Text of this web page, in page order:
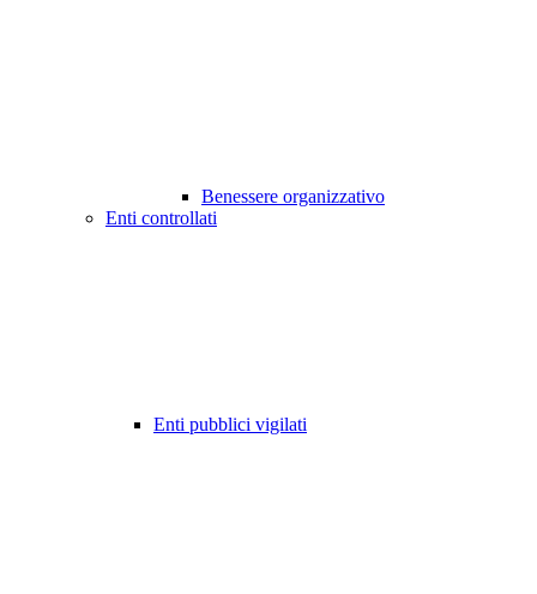
Benessere organizzativo
Enti controllati
Enti pubblici vigilati